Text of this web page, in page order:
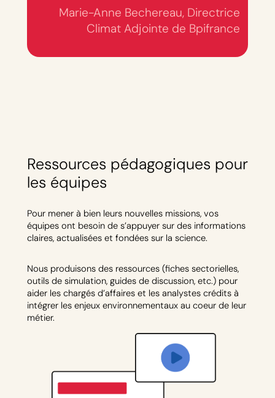
Marie-Anne Bechereau, Directrice
Climat Adjointe de Bpifrance
Ressources pédagogiques pour
les équipes
Pour mener à bien leurs nouvelles missions, vos
équipes ont besoin de s’appuyer sur des informations
claires, actualisées et fondées sur la science.
Nous produisons des ressources (fiches sectorielles,
outils de simulation, guides de discussion, etc.) pour
aider les chargés d’affaires et les analystes crédits à
intégrer les enjeux environnementaux au coeur de leur
métier.